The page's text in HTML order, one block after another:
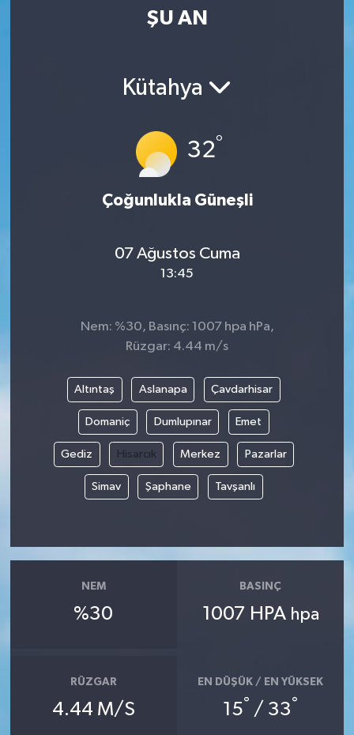
ŞU AN
Kütahya
32°
Çoğunlukla Güneşli
07 Ağustos Cuma
13:45
Nem: %30, Basınç: 1007 hpa hPa,
Rüzgar: 4.44 m/s
Altıntaş Aslanapa Çavdarhisar
Domaniç Dumlupınar Emet
Gediz Hisarcık Merkez Pazarlar
Simav Şaphane Tavşanlı
NEM
%30
BASINÇ
1007 HPA hpa
RÜZGAR
4.44 M/S
EN DÜŞÜK / EN YÜKSEK
15° / 33°